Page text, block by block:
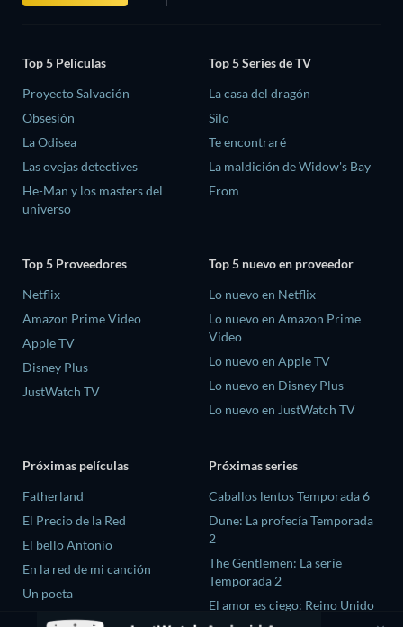
Top 5 Películas
Proyecto Salvación
Obsesión
La Odisea
Las ovejas detectives
He-Man y los masters del
universo
Top 5 Series de TV
La casa del dragón
Silo
Te encontraré
La maldición de Widow's Bay
From
Top 5 Proveedores
Netflix
Amazon Prime Video
Apple TV
Disney Plus
JustWatch TV
Top 5 nuevo en proveedor
Lo nuevo en Netflix
Lo nuevo en Amazon Prime
Video
Lo nuevo en Apple TV
Lo nuevo en Disney Plus
Lo nuevo en JustWatch TV
Próximas películas
Fatherland
El Precio de la Red
El bello Antonio
En la red de mi canción
Un poeta
Próximas series
Caballos lentos Temporada 6
Dune: La profecía Temporada
2
The Gentlemen: La serie
Temporada 2
El amor es ciego: Reino Unido
Temporada 3